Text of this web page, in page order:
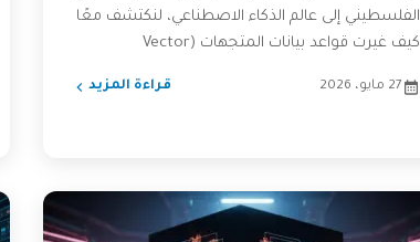
الفلسطيني إلى عالم الذكاء الاصطناعي، لنكتشف معًا
كيف غيرت قواعد بيانات المتجهات (Vector
27 مايو، 2026 قراءة المزيد